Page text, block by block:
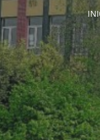
Skip to